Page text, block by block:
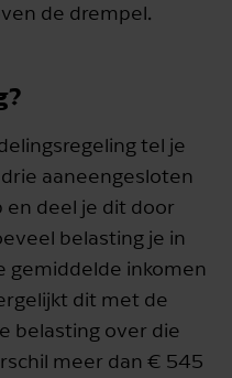
de drempel.
tel je
aaneengesloten
en deel je dit door
belasting je in
gemiddelde inkomen
dit met de
belasting over die
meer dan € 545